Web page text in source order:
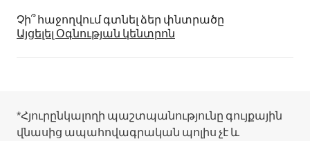
Չի՞ հաջողվում գտնել ձեր փնտրածը
Այցելել Օգնության կենտրոն
*Հյուրընկալողի պաշտպանությունը գույքային
վնասից ապահովագրական պոլիս չէ և